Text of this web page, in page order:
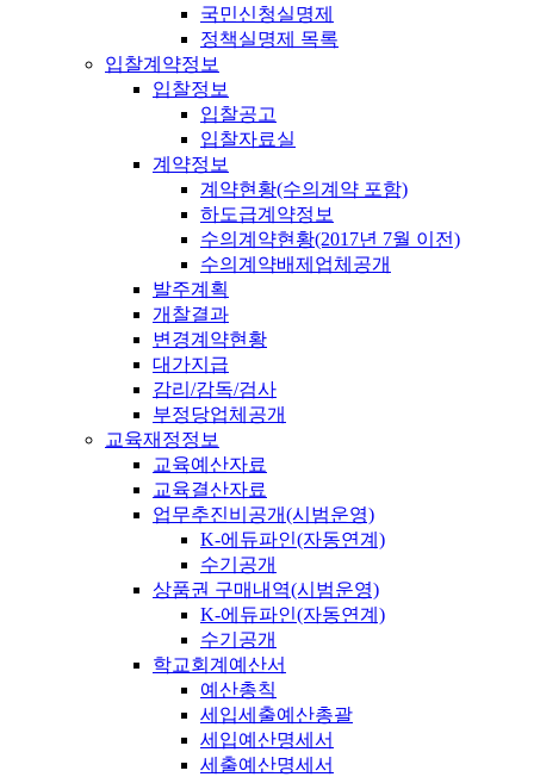
국민신청실명제
정책실명제 목록
입찰계약정보
입찰정보
입찰공고
입찰자료실
계약정보
계약현황(수의계약 포함)
하도급계약정보
수의계약현황(2017년 7월 이전)
수의계약배제업체공개
발주계획
개찰결과
변경계약현황
대가지급
감리/감독/검사
부정당업체공개
교육재정정보
교육예산자료
교육결산자료
업무추진비공개(시범운영)
K-에듀파인(자동연계)
수기공개
상품권 구매내역(시범운영)
K-에듀파인(자동연계)
수기공개
학교회계예산서
예산총칙
세입세출예산총괄
세입예산명세서
세출예산명세서